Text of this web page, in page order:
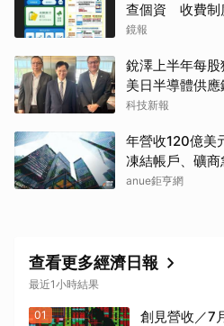
查個資 收費制
鏡報
銳澤上半年每
美日半導體供應
科技新報
年營收120億美
凍結帳戶、礦商
anue鉅亨網
查看更多經濟日報
最近1小時結果
01
創見營收／7
取消